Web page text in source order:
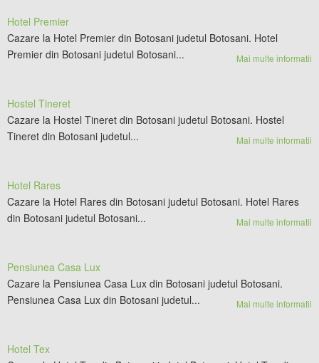
Hotel Premier
Cazare la Hotel Premier din Botosani judetul Botosani. Hotel
Premier din Botosani judetul Botosani...
Mai multe informatii
Hostel Tineret
Cazare la Hostel Tineret din Botosani judetul Botosani. Hostel
Tineret din Botosani judetul...
Mai multe informatii
Hotel Rares
Cazare la Hotel Rares din Botosani judetul Botosani. Hotel Rares
din Botosani judetul Botosani...
Mai multe informatii
Pensiunea Casa Lux
Cazare la Pensiunea Casa Lux din Botosani judetul Botosani.
Pensiunea Casa Lux din Botosani judetul...
Mai multe informatii
Hotel Tex